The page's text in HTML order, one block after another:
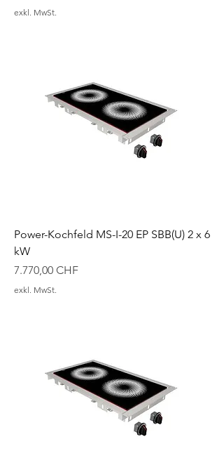
exkl. MwSt.
Power-Kochfeld MS-I-20 EP SBB(U) 2 x 6
kW
Preis
7.770,00 CHF
exkl. MwSt.